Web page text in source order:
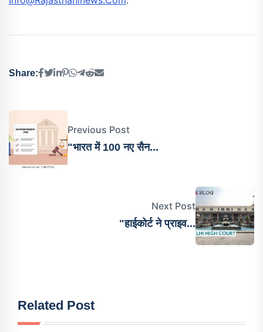
Share:
Previous Post
"भारत में 100 नए सैन...
Next Post
"हाईकोर्ट ने प्राइव...
Related Post